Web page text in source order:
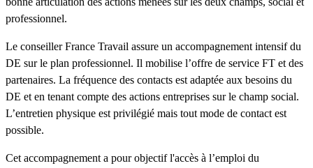
professionnel.
Le conseiller France Travail assure un accompagnement intensif du
DE sur le plan professionnel. Il mobilise l’offre de service FT et des
partenaires. La fréquence des contacts est adaptée aux besoins du
DE et en tenant compte des actions entreprises sur le champ social.
L’entretien physique est privilégié mais tout mode de contact est
possible.
Cet accompagnement a pour objectif l'accès à l’emploi du